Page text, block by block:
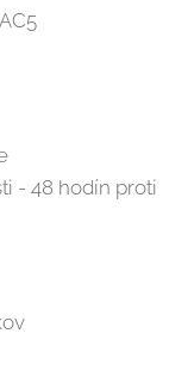
- 48 hodín proti